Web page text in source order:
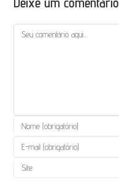
Comentário
Digite
nome
ou
Digite
endereço
Digite